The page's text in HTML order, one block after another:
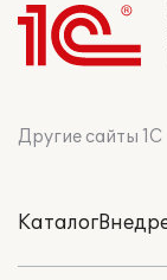
Другие сайты 1С
Каталог